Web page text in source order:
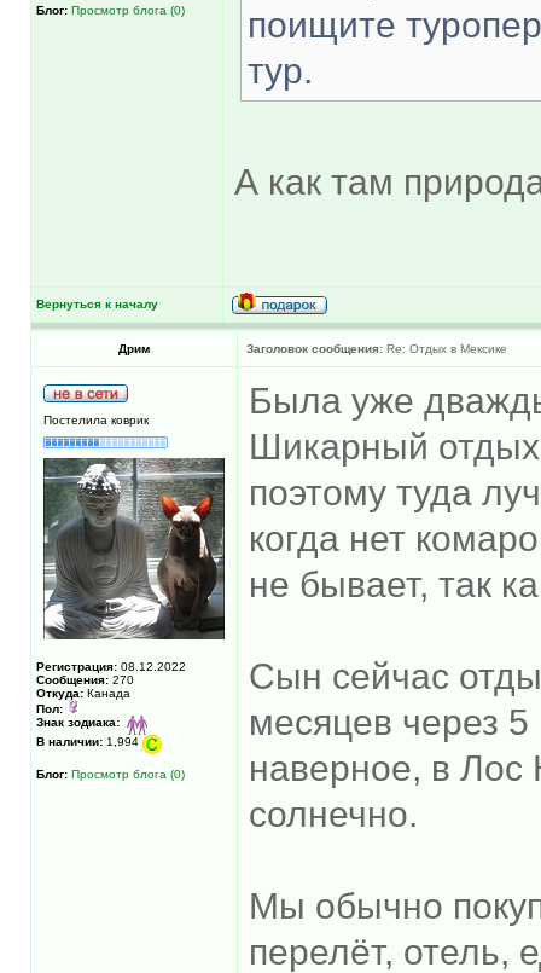
Блог: Просмотр блога (0)
поищите
тур.
А как там
Вернуться к началу
Дрим Заголовок сообщения: Re: Отдых в Мексике
Постелила коврик
Регистрация: 08.12.2022
Сообщения: 270
Откуда: Канада
Пол:
Знак зодиака:
В наличии: 1,994
Блог: Просмотр блога (0)
Была уже
Шикарный отдых
поэтому туда
когда нет
не бывает, так
Сын сейчас
месяцев через
наверное, в Лос
солнечно.
Мы обычно
перелёт, отель,